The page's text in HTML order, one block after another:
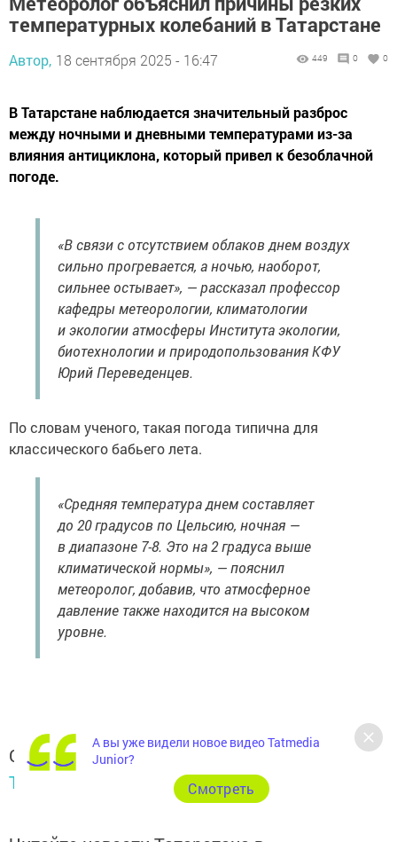
температурных колебаний в Татарстане
Автор, 18 сентября 2025 - 16:47 449 0 0
В Татарстане наблюдается значительный разброс
между ночными и дневными температурами из-за
влияния антициклона, который привел к безоблачной
погоде.
«В связи с отсутствием облаков днем воздух
сильно прогревается, а ночью, наоборот,
сильнее остывает», — рассказал профессор
кафедры метеорологии, климатологии
и экологии атмосферы Института экологии,
биотехнологии и природопользования КФУ
Юрий Переведенцев.
По словам ученого, такая погода типична для
классического бабьего лета.
«Средняя температура днем составляет
до 20 градусов по Цельсию, ночная —
в диапазоне 7-8. Это на 2 градуса выше
климатической нормы», — пояснил
метеоролог, добавив, что атмосферное
давление также находится на высоком
уровне.
Следите за самым важным и интересным в
Telegram-канале
Татмедиа
А вы уже видели новое видео Tatmedia
Junior?
Cмотреть